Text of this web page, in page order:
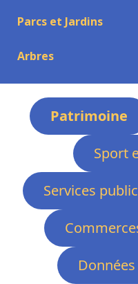
Parcs et Jardins
Arbres
Patrimoine
Sport
Services